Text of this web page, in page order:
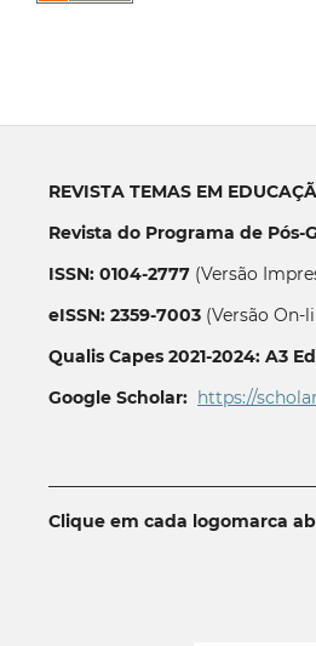
REVISTA TEMAS EM
Revista do Programa de Pós-
ISSN: 0104-2777(Versão
eISSN: 2359-7003(Versão On-
Qualis Capes 2021-2024: A3
Google Scholar: https://
Clique em cada logomarca